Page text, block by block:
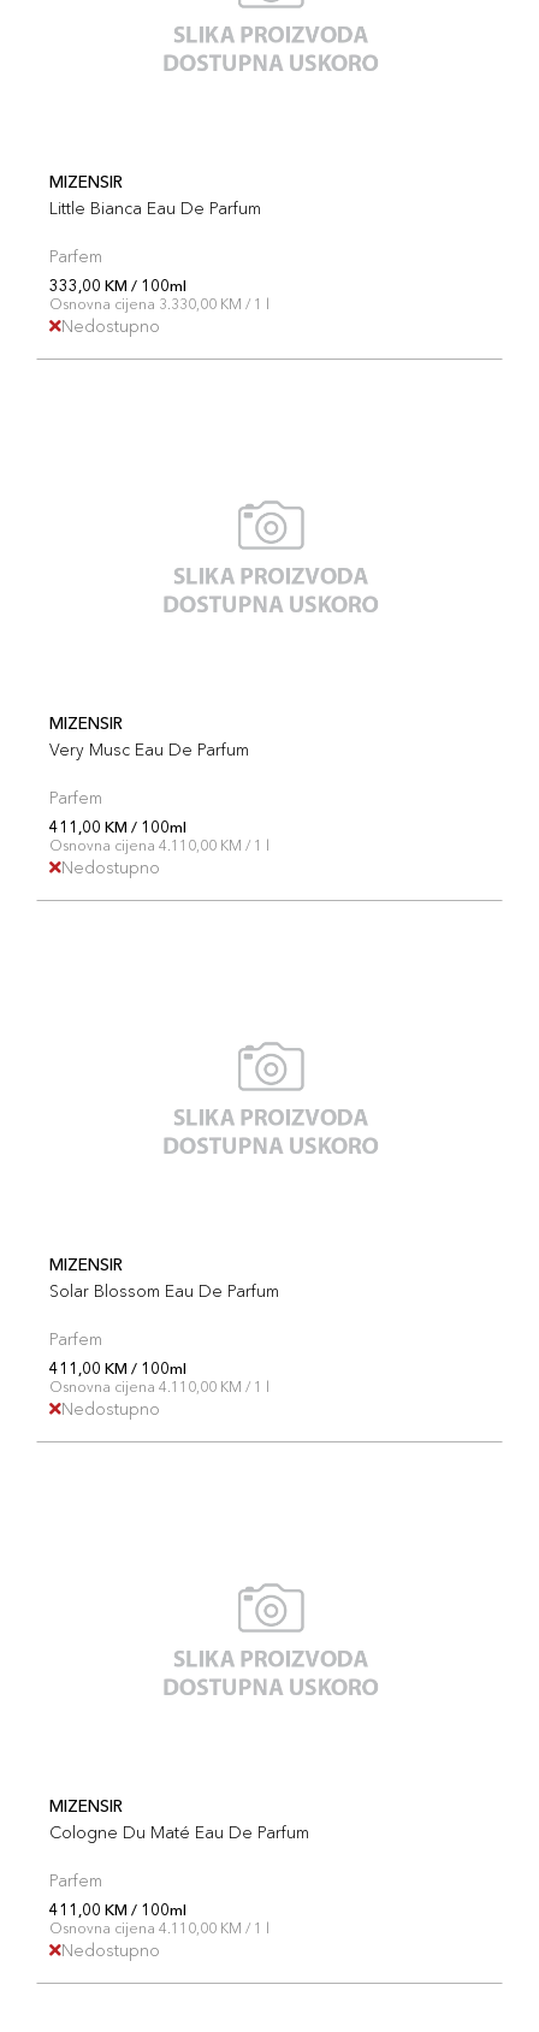
MIZENSIR
Little Bianca Eau De Parfum
Parfem
333,00 KM / 100ml
Osnovna cijena 3.330,00 KM / 1 l
Nedostupno
MIZENSIR
Very Musc Eau De Parfum
Parfem
411,00 KM / 100ml
Osnovna cijena 4.110,00 KM / 1 l
Nedostupno
MIZENSIR
Solar Blossom Eau De Parfum
Parfem
411,00 KM / 100ml
Osnovna cijena 4.110,00 KM / 1 l
Nedostupno
MIZENSIR
Cologne Du Maté Eau De Parfum
Parfem
411,00 KM / 100ml
Osnovna cijena 4.110,00 KM / 1 l
Nedostupno